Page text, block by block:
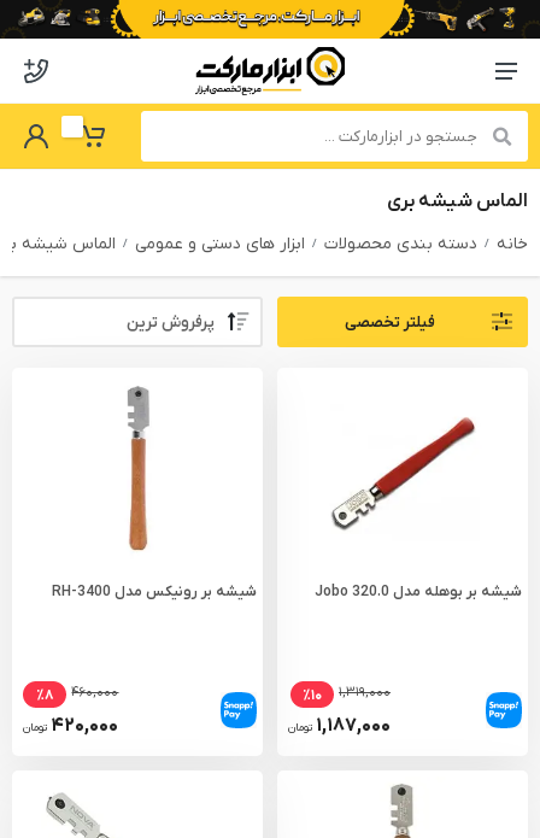
Menu Navigation
My Basket
Password
الماس شیشه بری
خانه دسته بندی محصولات ابزار های دستی و عمومی الماس شیشه
PRODUCTS FILTERفیلتر تخصصی
شیشه بر بوهله مدل Jobo 320.0
۱,۳۱۹,۰۰۰ ٪۱۰
۱,۱۸۷,۰۰۰ تومان
شیشه بر رونیکس مدل RH-3400
۴۶۰,۰۰۰ ٪۸
۴۲۰,۰۰۰ تومان